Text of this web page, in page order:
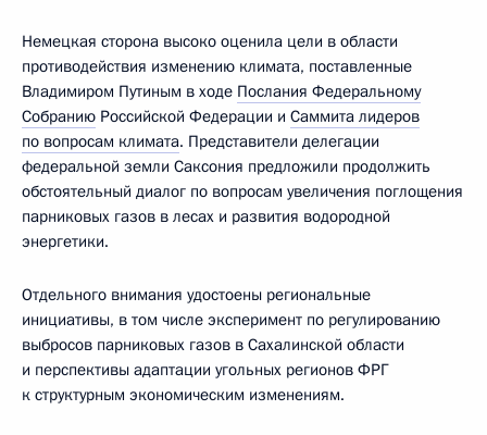
Немецкая сторона высоко оценила цели в области
противодействия изменению климата, поставленные
Владимиром Путиным в ходе Послания Федеральному
Собранию Российской Федерации и Саммита лидеров
по вопросам климата. Представители делегации
федеральной земли Саксония предложили продолжить
обстоятельный диалог по вопросам увеличения поглощения
парниковых газов в лесах и развития водородной
энергетики.
Отдельного внимания удостоены региональные
инициативы, в том числе эксперимент по регулированию
выбросов парниковых газов в Сахалинской области
и перспективы адаптации угольных регионов ФРГ
к структурным экономическим изменениям.